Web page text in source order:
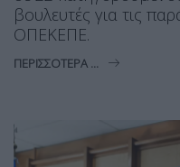
βουλευτές για τις
ΟΠΕΚΕΠΕ.
ΠΕΡΙΣΣΌΤΕΡΑ ...